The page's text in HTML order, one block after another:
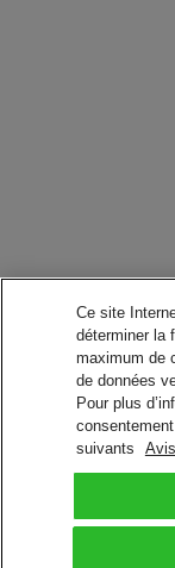
Ce site
déterminer la
maximum de
de données
Pour plus
suivants